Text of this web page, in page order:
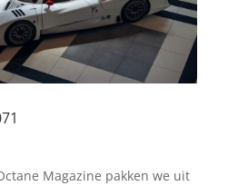
Magazine pakken we uit